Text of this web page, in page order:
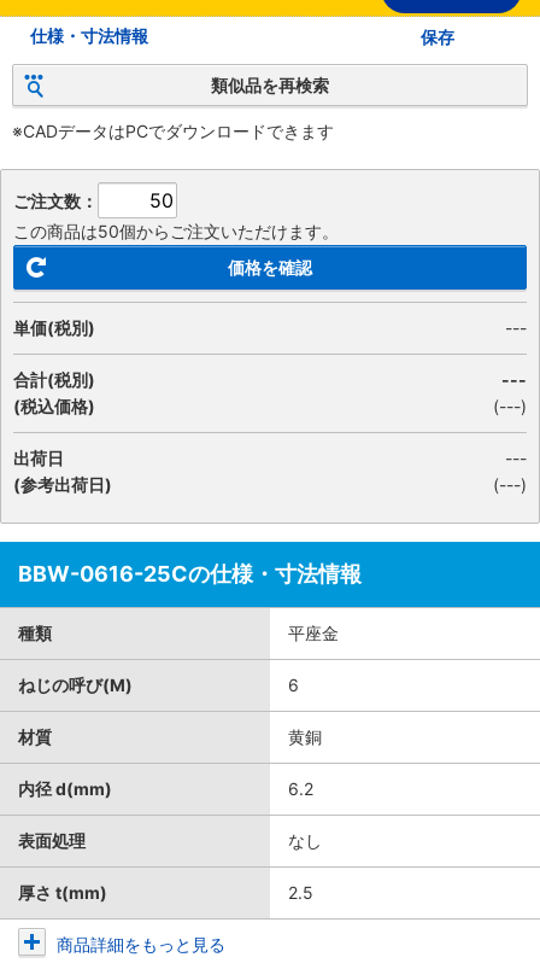
仕様・寸法情報 保存
類似品を再検索
※CADデータはPCでダウンロードできます
ご注文数：
この商品は50個からご注文いただけます。
価格を確認
単価(税別) ---
合計(税別)
(税込価格)
---
(---)
出荷日
(参考出荷日)
---
(---)
BBW-0616-25Cの仕様・寸法情報
種類 平座金
ねじの呼び(M) 6
材質 黄銅
内径 d(mm) 6.2
表面処理 なし
厚さ t(mm) 2.5
商品詳細をもっと見る